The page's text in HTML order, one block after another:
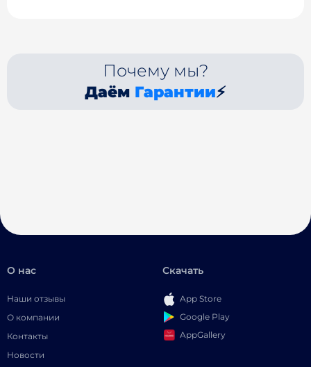
Почему мы?
Даём Гарантии⚡
О нас
Наши отзывы
О компании
Контакты
Новости
Скачать
App Store
Google Play
AppGallery